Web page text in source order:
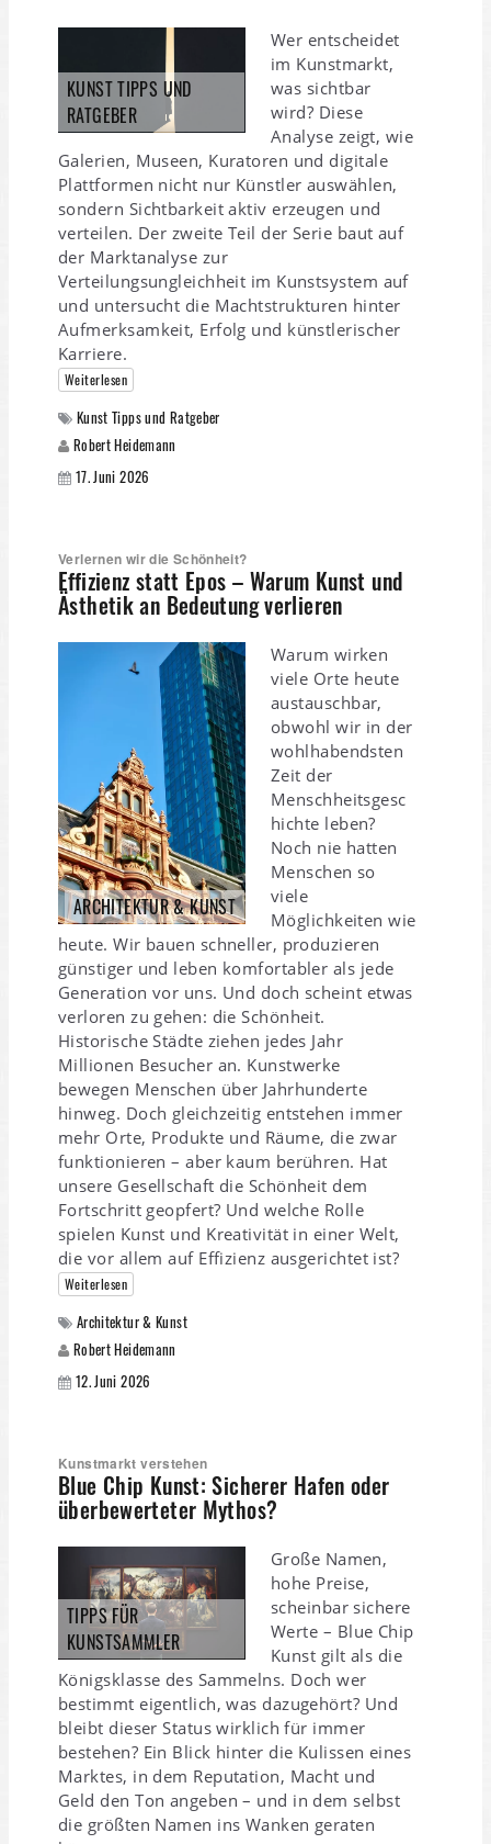
KUNST TIPPS UND
RATGEBER
Wer entscheidet
im Kunstmarkt,
was sichtbar
wird? Diese
Analyse zeigt, wie
Galerien, Museen, Kuratoren und digitale
Plattformen nicht nur Künstler auswählen,
sondern Sichtbarkeit aktiv erzeugen und
verteilen. Der zweite Teil der Serie baut auf
der Marktanalyse zur
Verteilungsungleichheit im Kunstsystem auf
und untersucht die Machtstrukturen hinter
Aufmerksamkeit, Erfolg und künstlerischer
Karriere.
Weiterlesen
Kunst Tipps und Ratgeber
Robert Heidemann
17. Juni 2026
Verlernen wir die Schönheit?
Effizienz statt Epos – Warum Kunst und
Ästhetik an Bedeutung verlieren
ARCHITEKTUR & KUNST
Warum wirken
viele Orte heute
austauschbar,
obwohl wir in der
wohlhabendsten
Zeit der
Menschheitsgesc
hichte leben?
Noch nie hatten
Menschen so
viele
Möglichkeiten wie
heute. Wir bauen schneller, produzieren
günstiger und leben komfortabler als jede
Generation vor uns. Und doch scheint etwas
verloren zu gehen: die Schönheit.
Historische Städte ziehen jedes Jahr
Millionen Besucher an. Kunstwerke
bewegen Menschen über Jahrhunderte
hinweg. Doch gleichzeitig entstehen immer
mehr Orte, Produkte und Räume, die zwar
funktionieren – aber kaum berühren. Hat
unsere Gesellschaft die Schönheit dem
Fortschritt geopfert? Und welche Rolle
spielen Kunst und Kreativität in einer Welt,
die vor allem auf Effizienz ausgerichtet ist?
Weiterlesen
Architektur & Kunst
Robert Heidemann
12. Juni 2026
Kunstmarkt verstehen
Blue Chip Kunst: Sicherer Hafen oder
überbewerteter Mythos?
TIPPS FÜR
KUNSTSAMMLER
Große Namen,
hohe Preise,
scheinbar sichere
Werte – Blue Chip
Kunst gilt als die
Königsklasse des Sammelns. Doch wer
bestimmt eigentlich, was dazugehört? Und
bleibt dieser Status wirklich für immer
bestehen? Ein Blick hinter die Kulissen eines
Marktes, in dem Reputation, Macht und
Geld den Ton angeben – und in dem selbst
die größten Namen ins Wanken geraten